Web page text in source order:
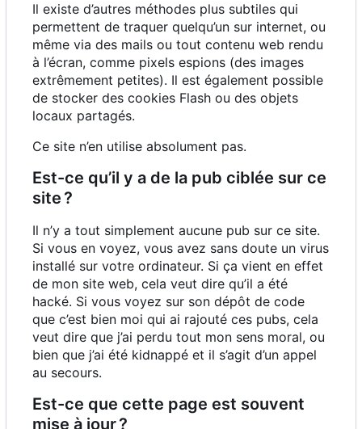
Il existe d’autres méthodes plus subtiles qui
permettent de traquer quelqu’un sur internet, ou
même via des mails ou tout contenu web rendu
à l’écran, comme pixels espions (des images
extrêmement petites). Il est également possible
de stocker des cookies Flash ou des objets
locaux partagés.
Ce site n’en utilise absolument pas.
Est-ce qu’il y a de la pub ciblée sur ce
site ?
Il n’y a tout simplement aucune pub sur ce site.
Si vous en voyez, vous avez sans doute un virus
installé sur votre ordinateur. Si ça vient en effet
de mon site web, cela veut dire qu’il a été
hacké. Si vous voyez sur son dépôt de code
que c’est bien moi qui ai rajouté ces pubs, cela
veut dire que j’ai perdu tout mon sens moral, ou
bien que j’ai été kidnappé et il s’agit d’un appel
au secours.
Est-ce que cette page est souvent
mise à jour?